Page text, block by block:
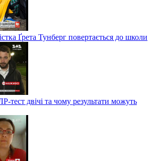
Ґрета Тунберг повертається до школи
тест двічі та чому результати можуть